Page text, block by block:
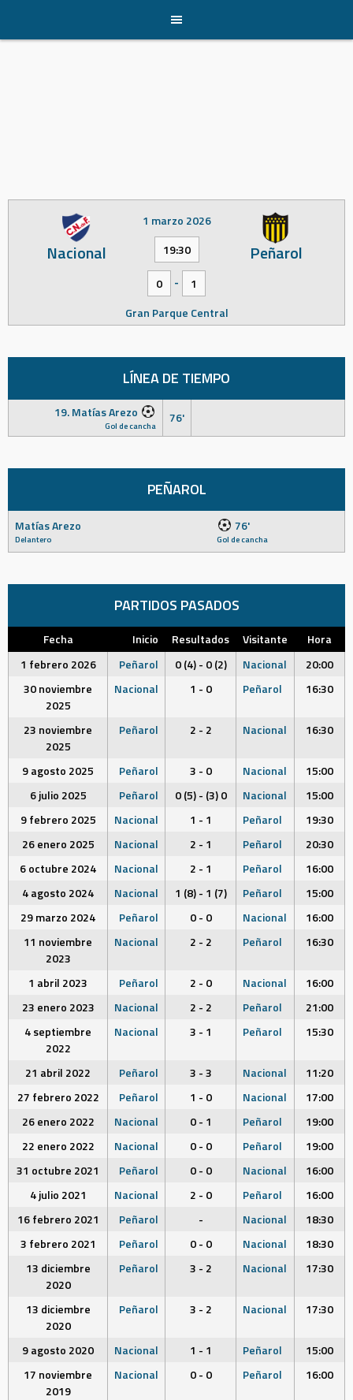
content
Nacional Peñarol
1 marzo 2026
19:30
0 -
1
Gran Parque Central
LÍNEA DE TIEMPO
19. Matías Arezo
Gol de cancha 76'
PEÑAROL
Matías Arezo
Delantero
76'
Gol de cancha
PARTIDOS PASADOS
Fecha Inicio Resultados Visitante
Hora
1 febrero 2026
Peñarol 0 (4) - 0 (2) Nacional
20:00
30 noviembre
2025
Nacional 1 - 0 Peñarol 16:30
23 noviembre
2025
Peñarol 2 - 2 Nacional 16:30
9 agosto 2025 Peñarol 3 - 0 Nacional
15:00
6 julio 2025
Peñarol 0 (5) - (3) 0 Nacional
15:00
9 febrero 2025
Nacional 1 - 1 Peñarol
19:30
26 enero 2025
Nacional 2 - 1 Peñarol
20:30
6 octubre 2024
Nacional 2 - 1 Peñarol
16:00
4 agosto 2024
Nacional 1 (8) - 1 (7) Peñarol
15:00
29 marzo 2024
Peñarol 0 - 0 Nacional
16:00
11 noviembre
2023
Nacional 2 - 2 Peñarol 16:30
1 abril 2023 Peñarol 2 - 0 Nacional
16:00
23 enero 2023
Nacional 2 - 2 Peñarol
21:00
4 septiembre
2022
Nacional 3 - 1 Peñarol 15:30
21 abril 2022 Peñarol 3 - 3 Nacional
11:20
27 febrero 2022
Peñarol 1 - 0 Nacional
17:00
26 enero 2022
Nacional 0 - 1 Peñarol
19:00
22 enero 2022
Nacional 0 - 0 Peñarol
19:00
31 octubre 2021
Peñarol 0 - 0 Nacional
16:00
4 julio 2021
Nacional 2 - 0 Peñarol
16:00
16 febrero 2021
Peñarol - Nacional
18:30
3 febrero 2021
Peñarol 0 - 0 Nacional
18:30
13 diciembre
2020
Peñarol 3 - 2 Nacional 17:30
13 diciembre
2020
Peñarol 3 - 2 Nacional 17:30
9 agosto 2020 Nacional 1 - 1 Peñarol
15:00
17 noviembre
2019
Nacional 0 - 0 Peñarol 16:00